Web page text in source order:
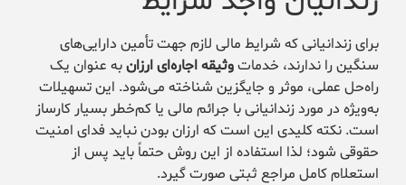
برای زندانیانی که شرایط مالی لازم جهت تأمین دارایی‌های
سنگین را ندارند، خدماتوثیقه اجاره‌ای ارزانبه عنوان یک
راه‌حل عملی، موثر و جایگزین شناخته می‌شود. این تسهیلات
به‌ویژه در مورد زندانیانی با جرائم مالی یا کم‌خطر بسیار کارساز
است. نکته کلیدی این است که ارزان بودن نباید فدای امنیت
حقوقی شود؛ لذا استفاده از این روش حتماً باید پس از
استعلام کامل مراجع ثبتی صورت گیرد.